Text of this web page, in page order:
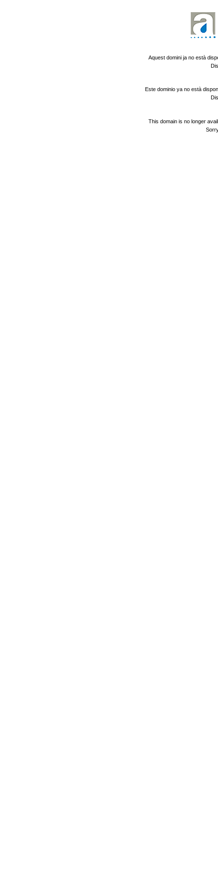
Aquest domini ja no està
Este dominio ya no està
This domain is no longer